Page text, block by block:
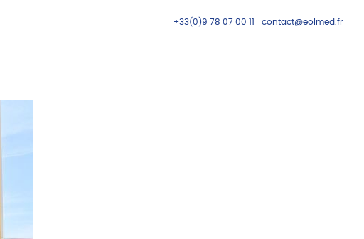
+33(0)9 78 07 00 11 contact@eolmed.fr